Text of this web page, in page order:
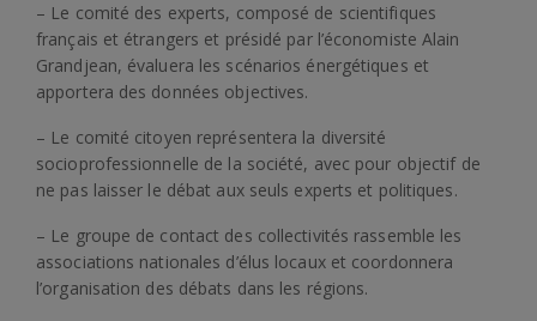
– Le comité des experts, composé de scientifiques
français et étrangers et présidé par l’économiste Alain
Grandjean, évaluera les scénarios énergétiques et
apportera des données objectives.
– Le comité citoyen représentera la diversité
socioprofessionnelle de la société, avec pour objectif de
ne pas laisser le débat aux seuls experts et politiques.
– Le groupe de contact des collectivités rassemble les
associations nationales d’élus locaux et coordonnera
l’organisation des débats dans les régions.